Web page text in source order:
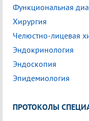
Функциональная
Хирургия
Челюстно-лицевая
Эндокринология
Эндоскопия
Эпидемиология
ПРОТОКОЛЫ